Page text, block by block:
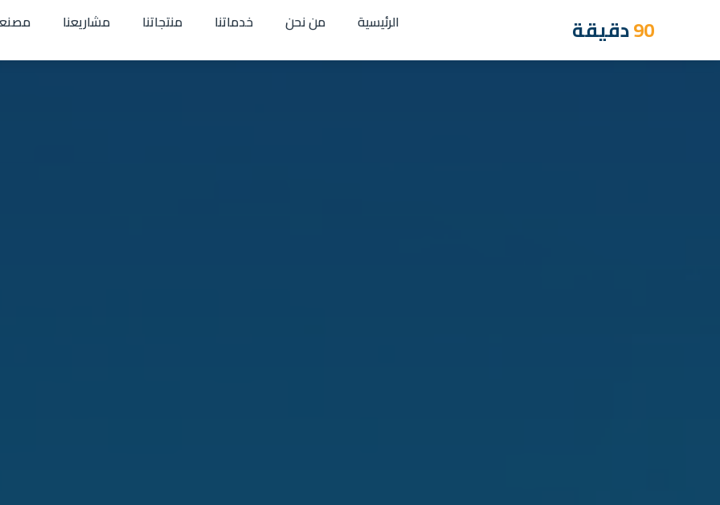
90دقيقة الرئيسية من نحن خدماتنا منتجاتنا مشاريعنا